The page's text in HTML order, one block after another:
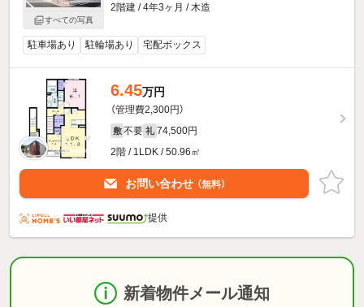
すべての写真
2階建 / 4年3ヶ月 / 木造
駐車場あり 駐輪場あり 宅配ボックス
6.45万円
（管理費2,300円）
敷 不要 礼 74,500円
2階 / 1LDK / 50.96㎡
お問い合わせ （無料）
提供
新着物件メール通知